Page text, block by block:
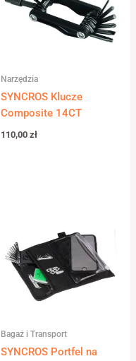
Narzędzia
SYNCROS Klucze
Composite 14CT
110,00 zł
Bagaż i Transport
SYNCROS Portfel na